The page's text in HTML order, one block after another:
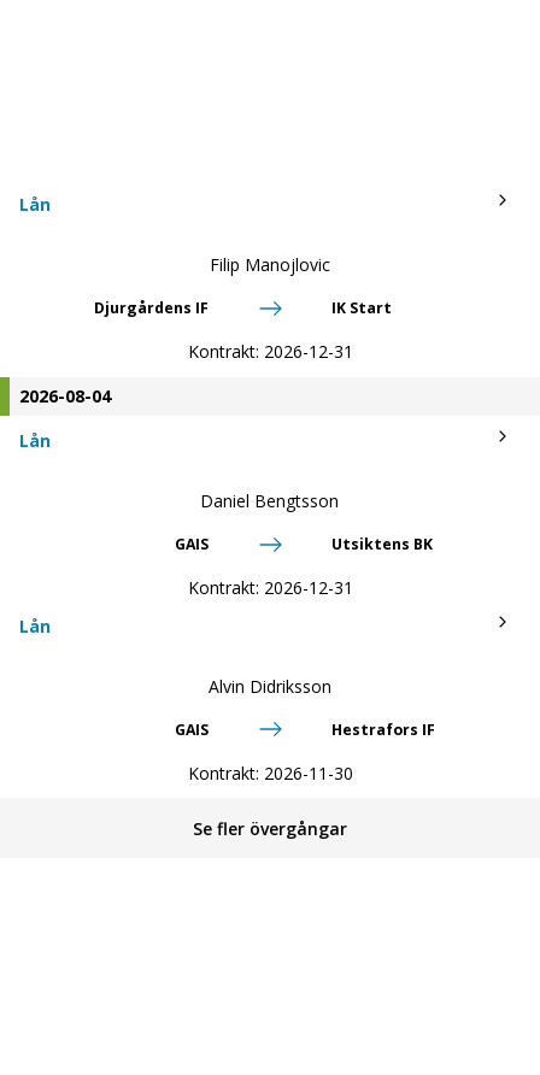
Lån
Filip Manojlovic
Djurgårdens IF IK Start
Kontrakt: 2026-12-31
2026-08-04
Lån
Daniel Bengtsson
GAIS Utsiktens BK
Kontrakt: 2026-12-31
Lån
Alvin Didriksson
GAIS Hestrafors IF
Kontrakt: 2026-11-30
Se fler övergångar